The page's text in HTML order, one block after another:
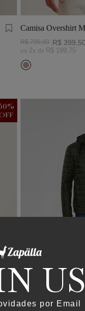
Camisa Overshirt
Khaki
R$ 799,00 R$ 399 50
ou 2x de R$ 199 75
%
US
por Email